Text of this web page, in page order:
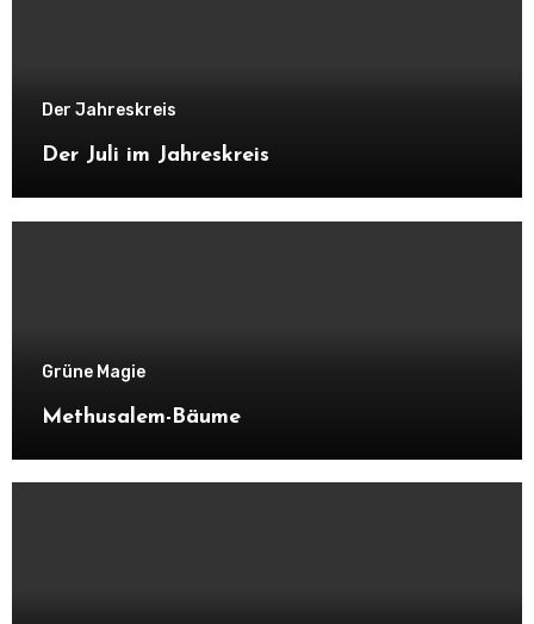
Der Jahreskreis
Der Juli im Jahreskreis
Grüne Magie
Methusalem-Bäume